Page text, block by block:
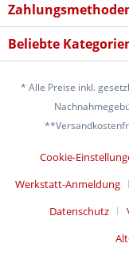
Beliebte
* Alle Preise inkl.
Cookie-
Werkstatt-Anmeldung
Datenschutz